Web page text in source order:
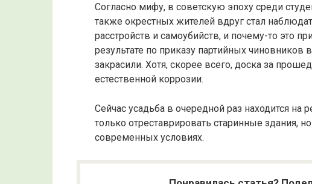
Согласно мифу, в советскую эпоху среди
также окрестных жителей вдруг стал
расстройств и самоубийств, и почему-то это
результате по приказу партийных
закрасили. Хотя, скорее всего, доска за
естественной коррозии.
Сейчас усадьба в очередной раз находится на
только отреставрировать старинные здания,
современных условиях.